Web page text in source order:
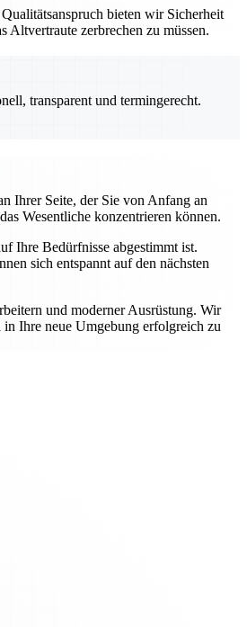
bieten wir Sicherheit
Altvertraute zerbrechen zu müssen.
transparent und termingerecht.
Ihrer Seite, der Sie von Anfang an
Wesentliche konzentrieren können.
Ihre Bedürfnisse abgestimmt ist.
sich entspannt auf den nächsten
und moderner Ausrüstung. Wir
Ihre neue Umgebung erfolgreich zu